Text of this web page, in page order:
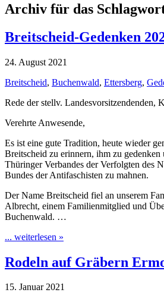
Archiv für das
Breitscheid-Gedenken
24. August 2021
Breitscheid, Buchenwald, Ettersberg,
Rede der stellv. Landesvorsitzendenden,
Verehrte Anwesende,
Es ist eine gute Tradition, heute wieder
Breitscheid zu erinnern, ihm zu gedenken
Thüringer Verbandes der Verfolgten des
Bundes der Antifaschisten zu mahnen.
Der Name Breitscheid fiel an unserem
Albrecht, einem Familienmitglied und
Buchenwald. …
... weiterlesen »
Rodeln auf Gräbern
15. Januar 2021